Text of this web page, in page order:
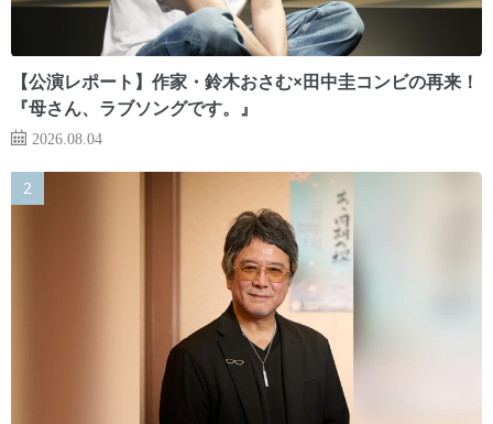
【公演レポート】作家・鈴木おさむ×田中圭コンビの再来！
『母さん、ラブソングです。』
2026.08.04